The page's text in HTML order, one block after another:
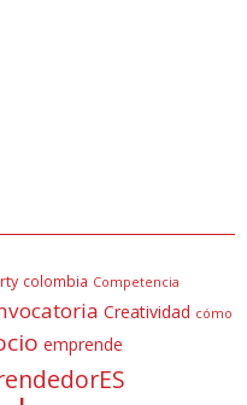
colombia Competencia
Creatividad cómo
emprende